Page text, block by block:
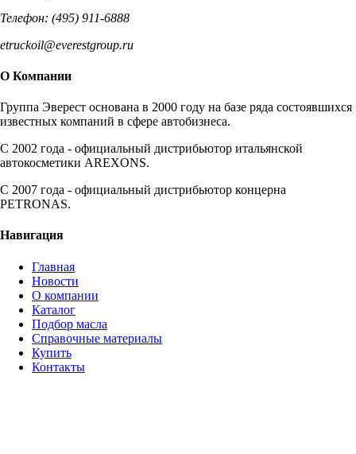
Телефон: (495) 911-6888
etruckoil@everestgroup.ru
О Компании
Группа Эверест основана в 2000 году на базе ряда состоявшихся
известных компаний в сфере автобизнеса.
C 2002 года - официальный дистрибьютор итальянской
автокосметики AREXONS.
С 2007 года - официальный дистрибьютор концерна
PETRONAS.
Навигация
Главная
Новости
О компании
Каталог
Подбор масла
Справочные материалы
Купить
Контакты